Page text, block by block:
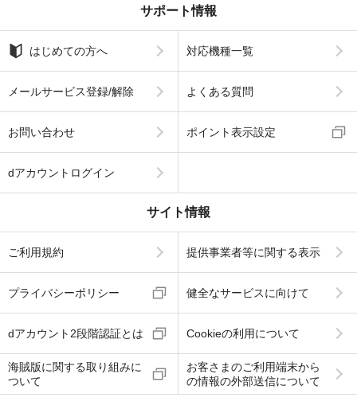
サポート情報
はじめての方へ 対応機種一覧
メールサービス登録/解除 よくある質問
お問い合わせ ポイント表示設定
dアカウントログイン
サイト情報
ご利用規約 提供事業者等に関する表示
プライバシーポリシー 健全なサービスに向けて
dアカウント2段階認証とは Cookieの利用について
海賊版に関する取り組みに
ついて
お客さまのご利用端末から
の情報の外部送信について